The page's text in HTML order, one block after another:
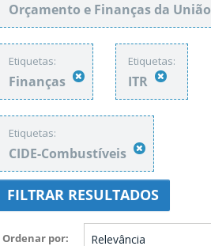
Orçamento e Finanças da União
Etiquetas:
Finanças
Etiquetas:
ITR
Etiquetas:
CIDE-Combustíveis
FILTRAR RESULTADOS
Ordenar por